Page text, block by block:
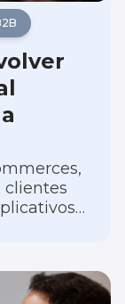
clientes
sobre a